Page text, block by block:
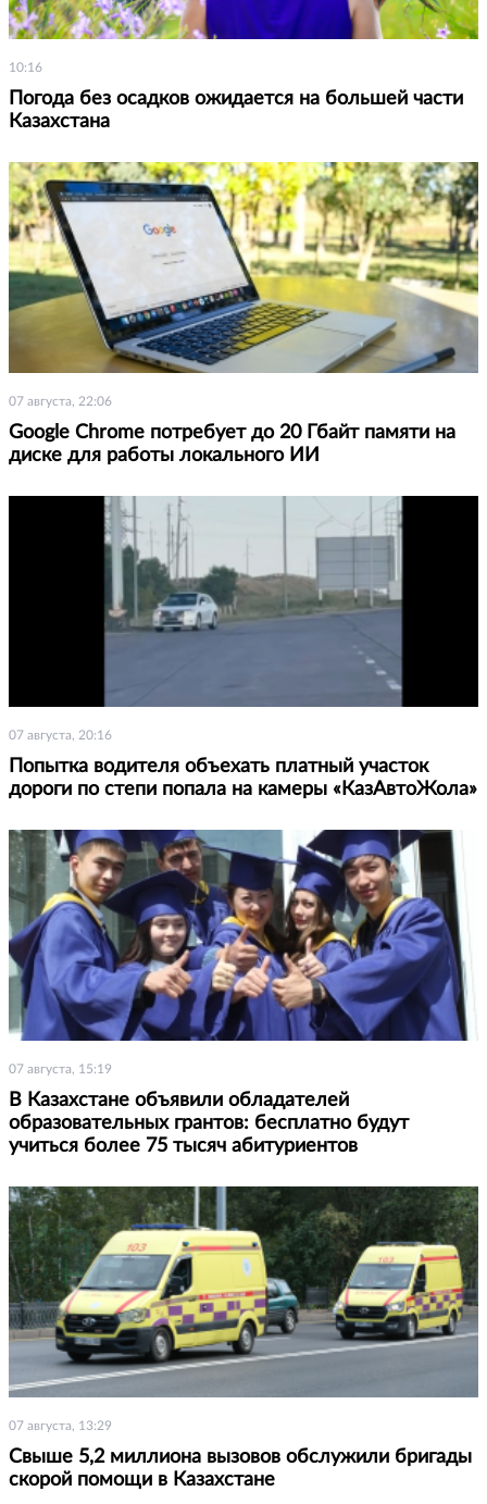
10:16
Погода без осадков ожидается на большей части
Казахстана
07 августа, 22:06
Google Chrome потребует до 20 Гбайт памяти на
диске для работы локального ИИ
07 августа, 20:16
Попытка водителя объехать платный участок
дороги по степи попала на камеры «КазАвтоЖола»
07 августа, 15:19
В Казахстане объявили обладателей
образовательных грантов: бесплатно будут
учиться более 75 тысяч абитуриентов
07 августа, 13:29
Свыше 5,2 миллиона вызовов обслужили бригады
скорой помощи в Казахстане